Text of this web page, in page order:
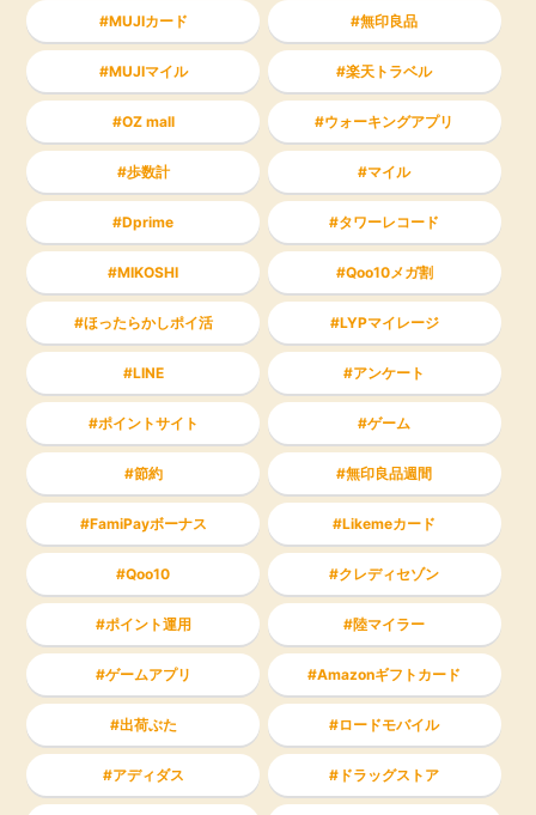
MUJIカード 無印良品
MUJIマイル 楽天トラベル
OZ mall ウォーキングアプリ
歩数計 マイル
Dprime タワーレコード
MIKOSHI Qoo10メガ割
ほったらかしポイ活 LYPマイレージ
LINE アンケート
ポイントサイト ゲーム
節約 無印良品週間
FamiPayボーナス Likemeカード
Qoo10 クレディセゾン
ポイント運用 陸マイラー
ゲームアプリ Amazonギフトカード
出荷ぶた ロードモバイル
アディダス ドラッグストア